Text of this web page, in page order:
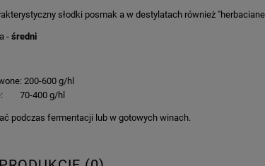
słodki posmak a w destylatach również
-średni
200-600 g/hl
70-400 g/hl
podczas fermentacji lub w gotowych winach.